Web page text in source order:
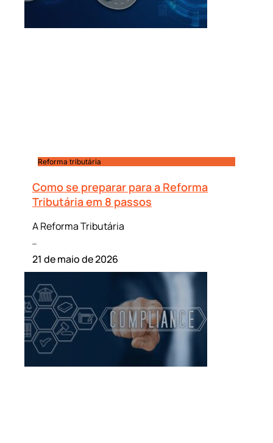
Reforma tributária
Como se preparar para a Reforma
Tributária em 8 passos
A Reforma Tributária
21 de maio de 2026